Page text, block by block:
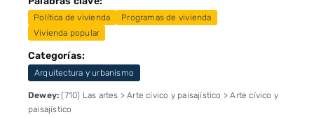
Política de vivienda
Programas de vivienda
Vivienda popular
Categorías:
Arquitectura y urbanismo
Dewey: (710) Las artes > Arte cívico y paisajístico > Arte cívico y
paisajístico